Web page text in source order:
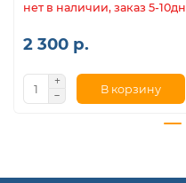
нет в наличии, заказ 5-10дн.
2 300 р.
В корзину